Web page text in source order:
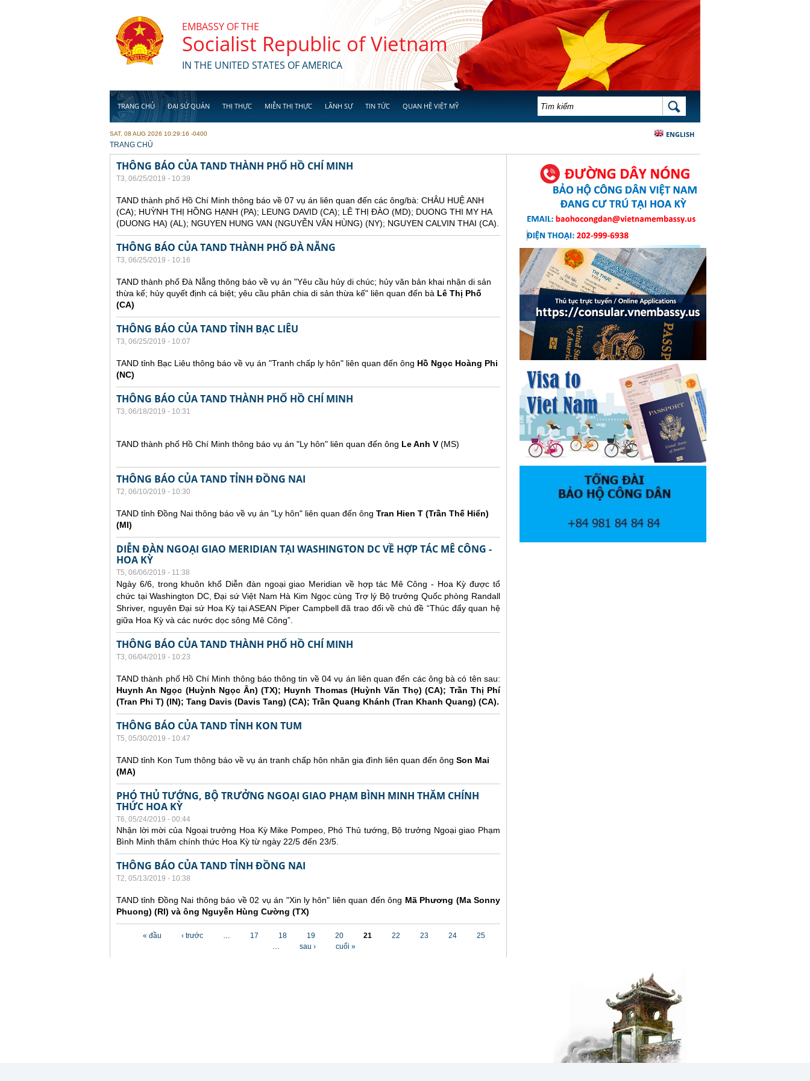
EMBASSY OF THE
Socialist Republic of Vietnam
IN THE UNITED STATES OF AMERICA
TRANG CHỦ ĐẠI SỨ QUÁN THỊ THỰC MIỄN THỊ THỰC LÃNH SỰ TIN TỨC QUAN HỆ VIỆT MỸ BIỂU MẪU TÌM KIẾM TÌM KIẾM
ENGLISH
SAT, 08 AUG 2026 10:29:16 -0400
YOU ARE HERE
TRANG CHỦ
THÔNG BÁO CỦA TAND THÀNH PHỐ HỒ CHÍ MINH
T3, 06/25/2019 - 10:39
TAND thành phố Hồ Chí Minh thông báo về 07 vụ án liên quan đến các ông/bà: CHÂU HUỆ ANH
(CA); HUỲNH THỊ HỒNG HẠNH (PA); LEUNG DAVID (CA); LÊ THỊ ĐÀO (MD); DUONG THI MY HA
(DUONG HA) (AL); NGUYEN HUNG VAN (NGUYỄN VĂN HÙNG) (NY); NGUYEN CALVIN THAI (CA).
THÔNG BÁO CỦA TAND THÀNH PHỐ ĐÀ NẴNG
T3, 06/25/2019 - 10:16
TAND thành phố Đà Nẵng thông báo về vụ án "Yêu cầu hủy di chúc; hủy văn bản khai nhận di sản
thừa kế; hủy quyết định cá biệt; yêu cầu phân chia di sản thừa kế" liên quan đến bà Lê Thị Phố
(CA)
THÔNG BÁO CỦA TAND TỈNH BẠC LIÊU
T3, 06/25/2019 - 10:07
TAND tỉnh Bạc Liêu thông báo về vụ án "Tranh chấp ly hôn" liên quan đến ông Hồ Ngọc Hoàng Phi
(NC)
THÔNG BÁO CỦA TAND THÀNH PHỐ HỒ CHÍ MINH
T3, 06/18/2019 - 10:31
TAND thành phố Hồ Chí Minh thông báo vụ án "Ly hôn" liên quan đến ông Le Anh V (MS)
THÔNG BÁO CỦA TAND TỈNH ĐỒNG NAI
T2, 06/10/2019 - 10:30
TAND tỉnh Đồng Nai thông báo về vụ án "Ly hôn" liên quan đến ông Tran Hien T (Trần Thế Hiển)
(MI)
DIỄN ĐÀN NGOẠI GIAO MERIDIAN TẠI WASHINGTON DC VỀ HỢP TÁC MÊ CÔNG -
HOA KỲ
T5, 06/06/2019 - 11:38
Ngày 6/6, trong khuôn khổ Diễn đàn ngoại giao Meridian về hợp tác Mê Công - Hoa Kỳ được tổ
chức tại Washington DC, Đại sứ Việt Nam Hà Kim Ngọc cùng Trợ lý Bộ trưởng Quốc phòng Randall
Shriver, nguyên Đại sứ Hoa Kỳ tại ASEAN Piper Campbell đã trao đổi về chủ đề “Thúc đẩy quan hệ
giữa Hoa Kỳ và các nước dọc sông Mê Công”.
THÔNG BÁO CỦA TAND THÀNH PHỐ HỒ CHÍ MINH
T3, 06/04/2019 - 10:23
TAND thành phố Hồ Chí Minh thông báo thông tin về 04 vụ án liên quan đến các ông bà có tên sau:
Huynh An Ngọc (Huỳnh Ngọc Ân) (TX); Huynh Thomas (Huỳnh Văn Thọ) (CA); Trần Thị Phí
(Tran Phi T) (IN); Tang Davis (Davis Tang) (CA); Trần Quang Khánh (Tran Khanh Quang) (CA).
THÔNG BÁO CỦA TAND TỈNH KON TUM
T5, 05/30/2019 - 10:47
TAND tỉnh Kon Tum thông báo về vụ án tranh chấp hôn nhân gia đình liên quan đến ông Son Mai
(MA)
PHÓ THỦ TƯỚNG, BỘ TRƯỞNG NGOẠI GIAO PHẠM BÌNH MINH THĂM CHÍNH
THỨC HOA KỲ
T6, 05/24/2019 - 00:44
Nhận lời mời của Ngoại trưởng Hoa Kỳ Mike Pompeo, Phó Thủ tướng, Bộ trưởng Ngoại giao Phạm
Bình Minh thăm chính thức Hoa Kỳ từ ngày 22/5 đến 23/5.
THÔNG BÁO CỦA TAND TỈNH ĐỒNG NAI
T2, 05/13/2019 - 10:38
TAND tỉnh Đồng Nai thông báo về 02 vụ án "Xin ly hôn" liên quan đến ông Mã Phương (Ma Sonny
Phuong) (RI) và ông Nguyễn Hùng Cường (TX)
« đầu ‹ trước … 17 18 19 20 21 22 23 24
25
…
sau › cuối »